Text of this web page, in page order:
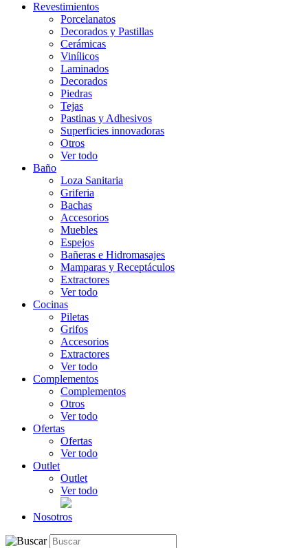
Revestimientos
Porcelanatos
Decorados y Pastillas
Cerámicas
Vinílicos
Laminados
Decorados
Piedras
Tejas
Pastinas y Adhesivos
Superficies innovadoras
Otros
Ver todo
Baño
Loza Sanitaria
Griferia
Bachas
Accesorios
Muebles
Espejos
Bañeras e Hidromasajes
Mamparas y Receptáculos
Extractores
Ver todo
Cocinas
Piletas
Grifos
Accesorios
Extractores
Ver todo
Complementos
Complementos
Otros
Ver todo
Ofertas
Ofertas
Ver todo
Outlet
Outlet
Ver todo
Nosotros